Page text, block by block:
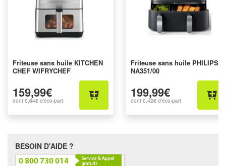
Friteuse sans huile KITCHEN
CHEF WIFRYCHEF
159,99€
dont 0,64€ d'éco-part
Friteuse sans huile PHILIPS
NA351/00
199,99€
dont 0,42€ d'éco-part
BESOIN D'AIDE ?